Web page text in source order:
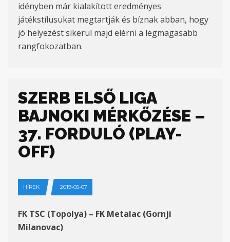
idényben már kialakított eredményes
játékstílusukat megtartják és bíznak abban, hogy
jó helyezést sikerül majd elérni a legmagasabb
rangfokozatban.
SZERB ELSŐ LIGA
BAJNOKI MÉRKŐZÉSE –
37. FORDULÓ (PLAY-
OFF)
HÍREK 2019-05-07
FK TSC (Topolya) – FK Metalac (Gornji
Milanovac)